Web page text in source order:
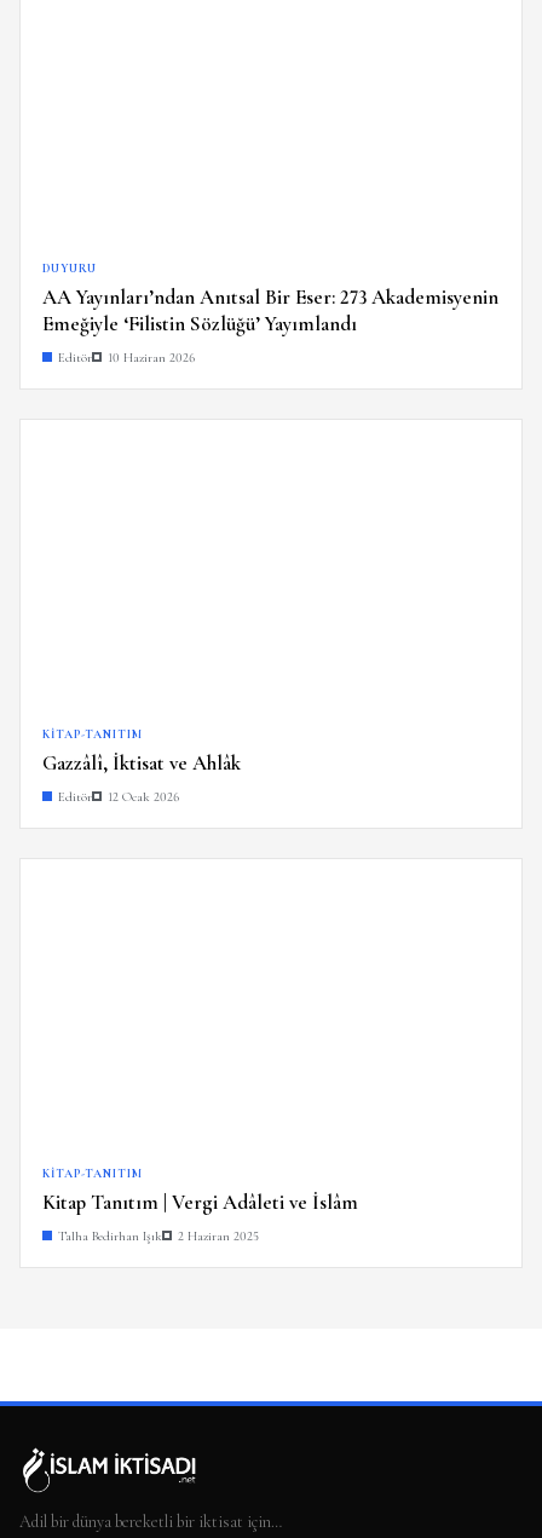
DUYURU
AA Yayınları’ndan Anıtsal Bir Eser: 273 Akademisyenin
Emeğiyle ‘Filistin Sözlüğü’ Yayımlandı
Editör 10 Haziran 2026
KITAP-TANITIM
Gazzâlî, İktisat ve Ahlâk
Editör 12 Ocak 2026
KITAP-TANITIM
Kitap Tanıtım | Vergi Adâleti ve İslâm
Talha Bedirhan Işık 2 Haziran 2025
Adil bir dünya bereketli bir iktisat için…